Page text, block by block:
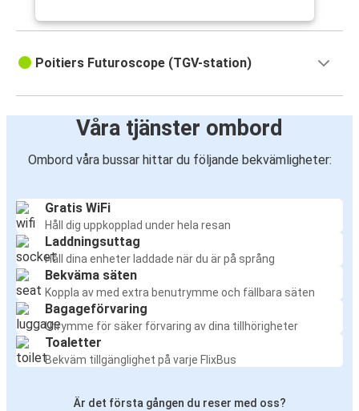
Poitiers Futuroscope (TGV-station)
Våra tjänster ombord
Ombord våra bussar hittar du följande bekvämligheter:
Gratis WiFi
Håll dig uppkopplad under hela resan
Laddningsuttag
Håll dina enheter laddade när du är på språng
Bekväma säten
Koppla av med extra benutrymme och fällbara säten
Bagageförvaring
Utrymme för säker förvaring av dina tillhörigheter
Toaletter
Bekväm tillgänglighet på varje FlixBus
Är det första gången du reser med oss?